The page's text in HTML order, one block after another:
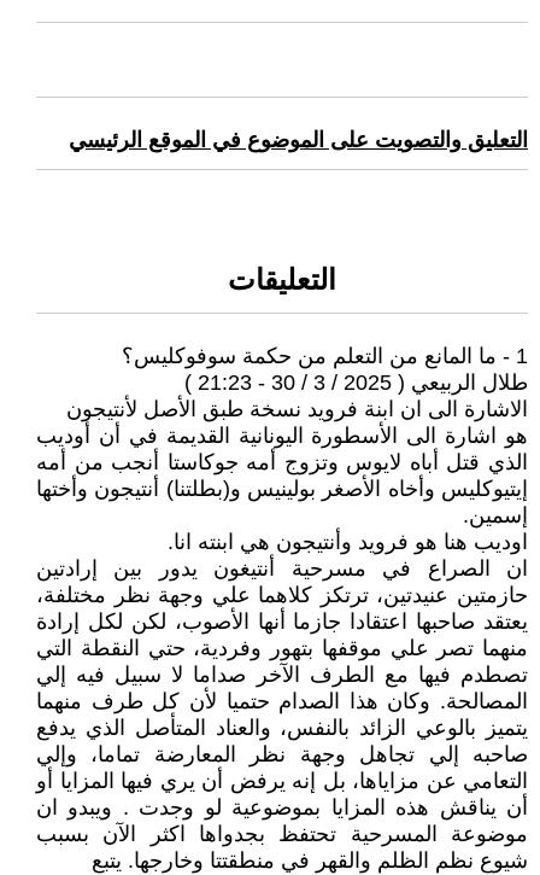
التعليق والتصويت على الموضوع في الموقع الرئيسي
التعليقات
1 - ما المانع من التعلم من حكمة سوفوكليس؟
طلال الربيعي ( 2025 / 3 / 30 - 21:23 )
الاشارة الى ان ابنة فرويد نسخة طبق الأصل لأنتيجون
هو اشارة الى الأ‌سطورة اليونانية القديمة في أن أوديب
الذي قتل أباه لا‌يوس وتزوج أمه جوكاستا أنجب من أمه
إيتيوكليس وأخاه الأ‌صغر بولينيس و(بطلتنا) أنتيجون وأختها
إسمين.
اوديب هنا هو فرويد وأنتيجون هي ابنته انا.
ان الصراع في مسرحية أنتيغون يدور بين إرادتين
حازمتين عنيدتين، ترتكز كلاهما علي وجهة نظر مختلفة،
يعتقد صاحبها اعتقادا جازما أنها الأصوب، لكن لكل إرادة
منهما تصر علي موقفها بتهور وفردية، حتي النقطة التي
تصطدم فيها مع الطرف الآخر صداما لا سبيل فيه إلي
المصالحة. وكان هذا الصدام حتميا لأن كل طرف منهما
يتميز بالوعي الزائد بالنفس، والعناد المتأصل الذي يدفع
صاحبه إلي تجاهل وجهة نظر المعارضة تماما، وإلي
التعامي عن مزاياها، بل إنه يرفض أن يري فيها المزايا أو
أن يناقش هذه المزايا بموضوعية لو وجدت . ويبدو ان
موضوعة المسرحية تحتفظ بجدواها اكثر الآن بسبب
شيوع نظم الظلم والقهر في منطقتتا وخارجها. يتبع